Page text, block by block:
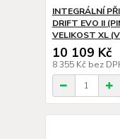
INTEGRÁLNÍ
DRIFT EVO II
VELIKOST XL
10 109 Kč
8 355 Kč bez